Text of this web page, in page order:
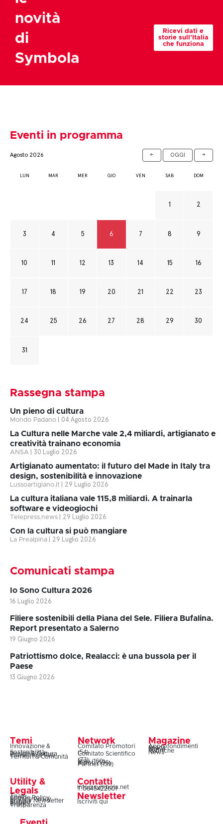
novità
di
Symbola
Ricevi dati e
storie sull’Italia
che funziona
Eventi in programma
Agosto 2026 ← OGGI →
LUN MAR MER GIO VEN SAB DOM
1 2
3 4 5 6 7 8 9
10 11 12 13 14 15 16
17 18 19 20 21 22 23
24 25 26 27 28 29 30
31
Rassegna stampa
Un pieno di cultura
Mondo Padano 04 Agosto 2026
La Cultura nelle Marche vale 2,4 miliardi, artigianato e
creatività trainano economia
ANSA 30 Luglio 2026
Artigianato aumentato: il futuro del Made in Italy tra
design, sostenibilità e innovazione
Lussoartigiano.it 29 Luglio 2026
La cultura italiana vale 115,8 miliardi. A trainarla
software e videogiochi
Telepress.news 29 Luglio 2026
Con la cultura si può mangiare
La Prealpina 29 Luglio 2026
Comunicati stampa
Io Sono Cultura 2026
16 Luglio 2026
Filiere sostenibili della Piana del Sele. Filiera Bufalina.
Report presentato a Salerno
19 Giugno 2026
Patriottismo dolce, Realacci: è una bussola per il
Paese
13 Giugno 2026
Temi
Innovazione &
Sostenibilità
Design & Cultura
Coesione & Reti
Territori & Comunità
Network
Comitato Promotori
(54)
Comitato Scientifico
(73)
Soci (160)
Autori (106)
Partner (139)
Magazine
Approfondimenti
Snack
Storie
Rubriche
News
Utility &
Legals
Team
Cookie Policy
Privacy Policy
Privacy Newsletter
Statuto
Bilanci
Trasparenza
Contatti
info@symbola.net
T.0645422601
Newsletter
Iscriviti qui